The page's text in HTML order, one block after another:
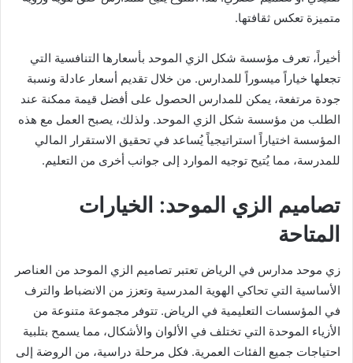
متميزة تعكس ثقافتها.
أخيراً، تعرف مؤسسة شكل الزي الموحد بأسعارها التنافسية التي
تجعلها خياراً ميسوراً للمدارس. من خلال تقديم أسعار عادلة ونسبة
جودة مرتفعة، يمكن للمدارس الحصول على أفضل قيمة ممكنة عند
الطلب من مؤسسة شكل الزي الموحد. ولذلك، يصبح العمل مع هذه
المؤسسة اختياراً استراتيجياً يُساعد في تحقيق الاستقرار المالي
للمدرسة، مما يُتيح توجيه الموارد إلى جوانب أخرى من التعليم.
تصاميم الزي الموحد: الخيارات
المتاحة
زي موحد مدارس في الرياض تعتبر تصاميم الزي الموحد من العناصر
الأساسية التي تحاكي الهوية المدرسية وتعزز من الانضباط والترف
في المؤسسات التعليمية في الرياض. تتوفر مجموعة متنوعة من
الأزياء الموحدة التي تختلف في الألوان والأشكال، مما يسمح بتلبية
احتياجات جميع الفئات العمرية. فكل مرحلة دراسية، من الروضة إلى